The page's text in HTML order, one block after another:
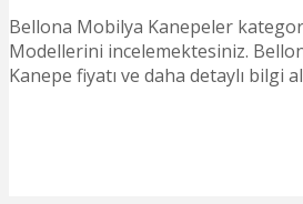
Bellona Mobilya Kanepeler
Modellerini incelemektesiniz.
Kanepe fiyatı ve daha detaylı bilgi